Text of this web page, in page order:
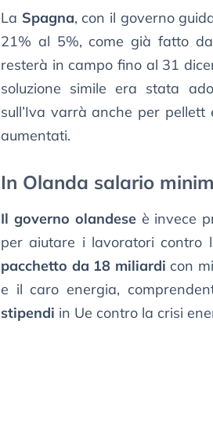
La Spagna, con il governo
21% al 5%, come già fatto
resterà in campo fino al 31
soluzione simile era stata
sull’Iva varrà anche per
aumentati.
In Olanda salario
Il governo olandeseè invece
per aiutare i lavoratori contro
pacchetto da 18 miliardi con
e il caro energia,
stipendi in Ue contro la crisi